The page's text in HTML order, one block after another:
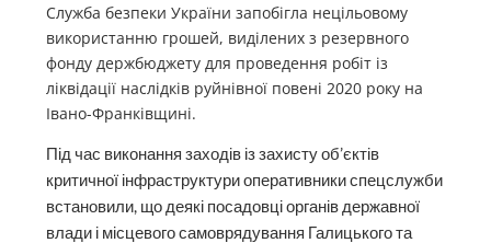
Служба безпеки України запобігла нецільовому
використанню грошей, виділених з резервного
фонду держбюджету для проведення робіт із
ліквідації наслідків руйнівної повені 2020 року на
Івано-Франківщині.
Під час виконання заходів із захисту об’єктів
критичної інфраструктури оперативники спецслужби
встановили, що деякі посадовці органів державної
влади і місцевого самоврядування Галицького та